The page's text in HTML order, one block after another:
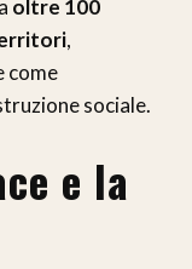
oltre 100
,
come
sociale.
e la